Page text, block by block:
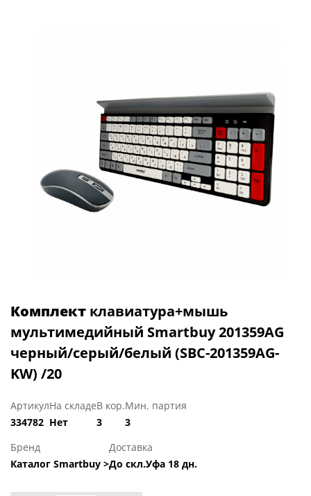
Комплект клавиатура+мышь
мультимедийный Smartbuy 201359AG
черный/серый/белый (SBC-201359AG-
KW) /20
Артикул
334782
На складе
Нет
В кор.
3
Мин. партия
3
Бренд
Каталог Smartbuy >
Доставка
До скл.Уфа 18 дн.